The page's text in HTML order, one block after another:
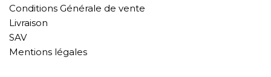
Conditions Générale de vente
Livraison
SAV
Mentions légales